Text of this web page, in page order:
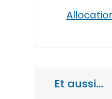
Et aussi…